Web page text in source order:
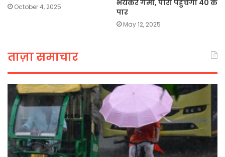
October 4, 2025
भयंकर गर्मी, पारा पहुंचेगा 40 के
पार
May 12, 2025
ताज़ा समाचार